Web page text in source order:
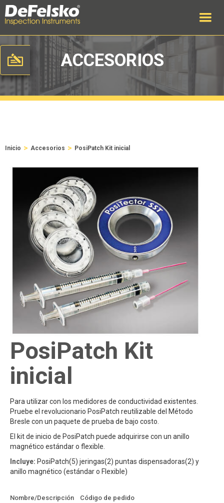
ACCESORIOS
Inicio > Accesorios > PosiPatch Kit inicial
PosiPatch Kit
inicial
Para utilizar con los medidores de conductividad existentes.
Pruebe el revolucionario PosiPatch reutilizable del Método
Bresle con un paquete de prueba de bajo costo.
El kit de inicio de PosiPatch puede adquirirse con un anillo
magnético estándar o flexible.
Incluye: PosiPatch(5) jeringas(2) puntas dispensadoras(2) y
anillo magnético (estándar o Flexible)
Nombre/Descripción Código de pedido